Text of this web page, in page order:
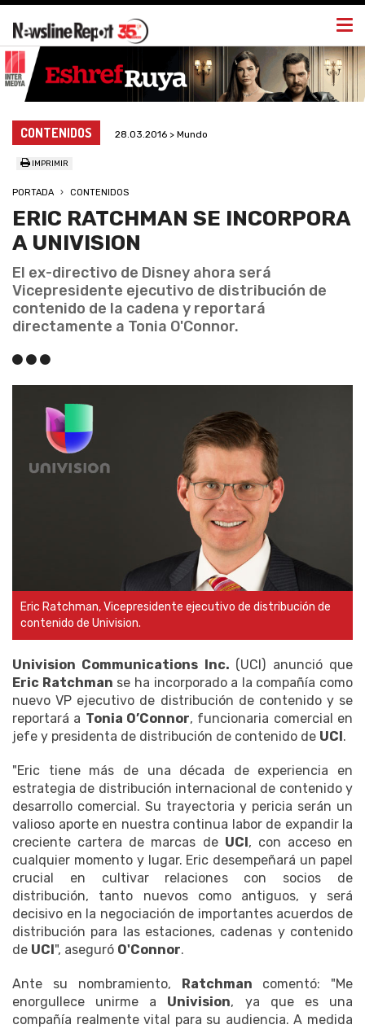
CONTENIDOS 28.03.2016 > Mundo
IMPRIMIR
PORTADA CONTENIDOS
ERIC RATCHMAN SE INCORPORA
A UNIVISION
El ex-directivo de Disney ahora será
Vicepresidente ejecutivo de distribución de
contenido de la cadena y reportará
directamente a Tonia O'Connor.
Eric Ratchman, Vicepresidente ejecutivo de distribución de
contenido de Univision.
Univision Communications Inc. (UCI) anunció que
Eric Ratchman se ha incorporado a la compañía como
nuevo VP ejecutivo de distribución de contenido y se
reportará a Tonia O’Connor, funcionaria comercial en
jefe y presidenta de distribución de contenido de UCI.
"Eric tiene más de una década de experiencia en
estrategia de distribución internacional de contenido y
desarrollo comercial. Su trayectoria y pericia serán un
valioso aporte en nuestra continua labor de expandir la
creciente cartera de marcas de UCI, con acceso en
cualquier momento y lugar. Eric desempeñará un papel
crucial en cultivar relaciones con socios de
distribución, tanto nuevos como antiguos, y será
decisivo en la negociación de importantes acuerdos de
distribución para las estaciones, cadenas y contenido
de UCI", aseguró O'Connor.
Ante su nombramiento, Ratchman comentó: "Me
enorgullece unirme a Univision, ya que es una
compañía realmente vital para su audiencia. A medida